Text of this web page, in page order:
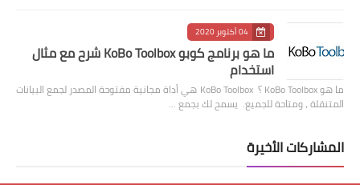
04 أكتوبر 2020
ما هو برنامج كوبو KoBo Toolbox شرح مع مثال
استخدام
ما هو KoBo Toolbox ؟ KoBo Toolbox هي أداة مجانية مفتوحة المصدر لجمع البيانات
المتنقلة ، ومتاحة للجميع. يسمح لك بجمع …
المشاركات الأخيرة